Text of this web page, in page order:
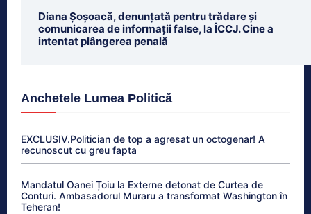
Diana Șoșoacă, denunțată pentru trădare și
comunicarea de informații false, la ÎCCJ. Cine a
intentat plângerea penală
Anchetele Lumea Politică
EXCLUSIV.Politician de top a agresat un octogenar! A
recunoscut cu greu fapta
Mandatul Oanei Țoiu la Externe detonat de Curtea de
Conturi. Ambasadorul Muraru a transformat Washington în
Teheran!